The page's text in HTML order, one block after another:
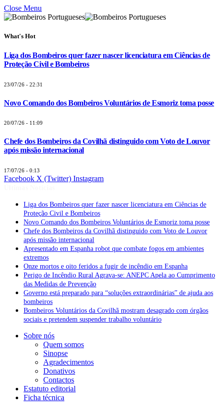
Close Menu
What's Hot
Liga dos Bombeiros quer fazer nascer licenciatura em Ciências de
Proteção Civil e Bombeiros
23/07/26 - 22:31
Novo Comando dos Bombeiros Voluntários de Esmoriz toma posse
20/07/26 - 11:09
Chefe dos Bombeiros da Covilhã distinguido com Voto de Louvor
após missão internacional
17/07/26 - 0:13
Facebook X (Twitter) Instagram
Liga dos Bombeiros quer fazer nascer licenciatura em Ciências de
Proteção Civil e Bombeiros
Novo Comando dos Bombeiros Voluntários de Esmoriz toma posse
Chefe dos Bombeiros da Covilhã distinguido com Voto de Louvor
após missão internacional
Apresentado em Espanha robot que combate fogos em ambientes
extremos
Onze mortos e oito feridos a fugir de incêndio em Espanha
Perigo de Incêndio Rural Agrava-se: ANEPC Apela ao Cumprimento
das Medidas de Prevenção
Governo está preparado para “soluções extraordinárias” de ajuda aos
bombeiros
Bombeiros Voluntários da Covilhã mostram desagrado com órgãos
sociais e pretendem suspender trabalho voluntário
Sobre nós
Quem somos
Sinopse
Agradecimentos
Donativos
Contactos
Estatuto editorial
Ficha técnica